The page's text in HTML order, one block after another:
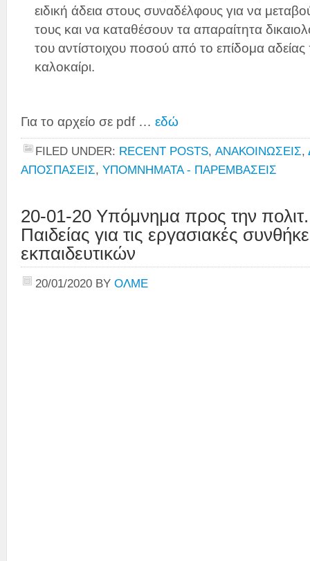
ειδική άδεια στους συναδέλφους για να
τους και να καταθέσουν τα απαραίτητα
του αντίστοιχου ποσού από το επίδομα αδείας
καλοκαίρι.
Για το αρχείο σε pdf … εδώ
FILED UNDER: RECENT POSTS, ΑΝΑΚΟΙΝΩΣΕΙΣ,
ΑΠΟΣΠΑΣΕΙΣ, ΥΠΟΜΝΗΜΑΤΑ - ΠΑΡΕΜΒΑΣΕΙΣ
20-01-20 Υπόμνημα προς την
Παιδείας για τις εργασιακές
εκπαιδευτικών
20/01/2020 BY ΟΛΜΕ